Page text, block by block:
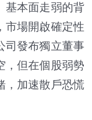
基本面走弱的背
市場開啟確定性
司發布獨立董事
，但在個股弱勢
，加速散戶恐慌